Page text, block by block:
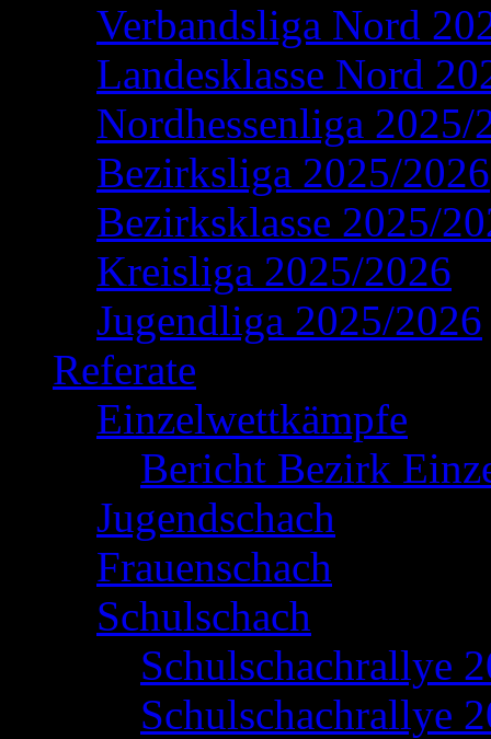
Verbandsliga Nord
Landesklasse Nord
Nordhessenliga 2025/
Bezirksliga 2025/2026
Bezirksklasse 2025/
Kreisliga 2025/2026
Jugendliga 2025/2026
Referate
Einzelwettkämpfe
Bericht Bezirk
Jugendschach
Frauenschach
Schulschach
Schulschachrallye
Schulschachrallye